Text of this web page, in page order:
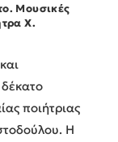
Μουσικές
Χ.
δέκατο
ποιήτριας
Η